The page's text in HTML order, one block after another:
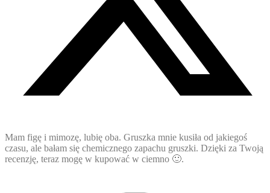
Mam figę i mimozę, lubię oba. Gruszka mnie kusiła od jakiegoś
czasu, ale bałam się chemicznego zapachu gruszki. Dzięki za Twoją
recenzję, teraz mogę w kupować w ciemno 🙂.